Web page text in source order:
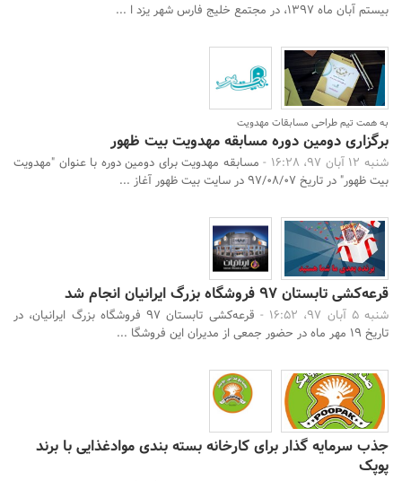
جستجو
بیستم آبان ماه 1397، در مجتمع خلیج فارس شهر یزد ا ...
به همت تیم طراحی مسابقات مهدویت
برگزاری دومین دوره مسابقه مهدویت بیت ظهور
شنبه 12 آبان 97، 16:28 -
مسابقه مهدویت برای دومین دوره با عنوان "مهدویت
بیت ظهور" در تاریخ 97/08/07 در سایت بیت ظهور آغاز ...
قرعه‌کشی تابستان 97 فروشگاه بزرگ ایرانیان انجام شد
شنبه 5 آبان 97، 16:52 -
قرعه‌کشی تابستان 97 فروشگاه بزرگ ایرانیان، در
تاریخ 19 مهر ماه در حضور جمعی از مدیران این فروشگا ...
جذب سرمایه گذار برای کارخانه بسته بندی موادغذایی با برند
پوپک